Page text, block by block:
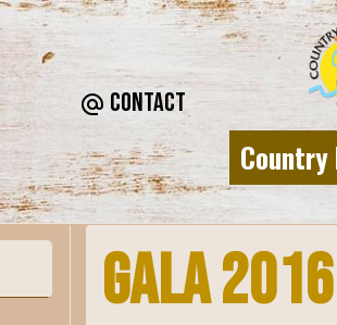
CONTACT
Country
GALA 2016